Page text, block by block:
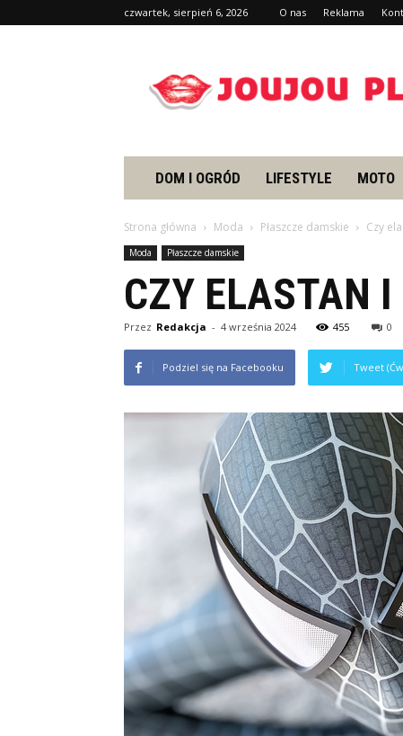
czwartek, sierpień 6, 2026 O nas Reklama
DOM I OGRÓD LIFESTYLE MOTO
Strona główna Moda Płaszcze damskie Czy
Moda Płaszcze damskie
CZY ELASTAN
Przez Redakcja - 4 września 2024 455 0
Podziel się na Facebooku Tweet